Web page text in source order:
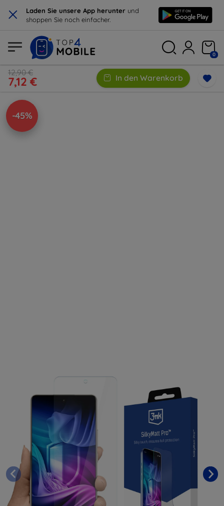
× Laden Sie unsere App herunter und
shoppen Sie noch einfacher.
0
12,90 €
7,12 € In den Warenkorb
-45%